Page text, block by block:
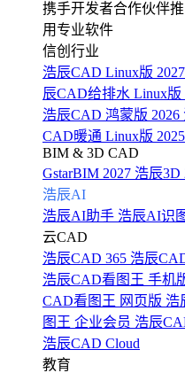
携手开发者合作伙伴
用专业软件
信创行业
浩辰CAD Linux版 2027
辰CAD给排水 Linux版
浩辰CAD 鸿蒙版 2026
CAD暖通 Linux版 2025
BIM & 3D CAD
GstarBIM 2027 浩辰3D
浩辰AI
浩辰AI助手 浩辰AI识
云CAD
浩辰CAD 365 浩辰
浩辰CAD看图王 手机
CAD看图王 网页版 浩
图王 企业会员 浩辰
浩辰CAD Cloud
教育